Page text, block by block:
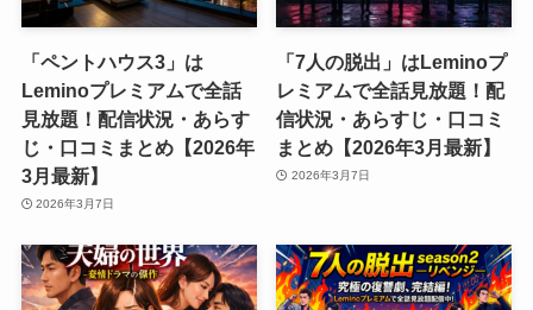
「ペントハウス3」は
Leminoプレミアムで全話
見放題！配信状況・あらす
じ・口コミまとめ【2026年
3月最新】
2026年3月7日
「7人の脱出」はLeminoプ
レミアムで全話見放題！配
信状況・あらすじ・口コミ
まとめ【2026年3月最新】
2026年3月7日